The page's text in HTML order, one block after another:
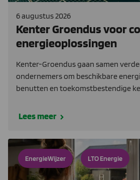
6 augustus 2026
Kenter Groendus voor
energieoplossingen
Kenter-Groendus gaan samen
ondernemers om beschikbare
benutten en toekomstbestendige
Lees meer
EnergieWijzer LTO Energie